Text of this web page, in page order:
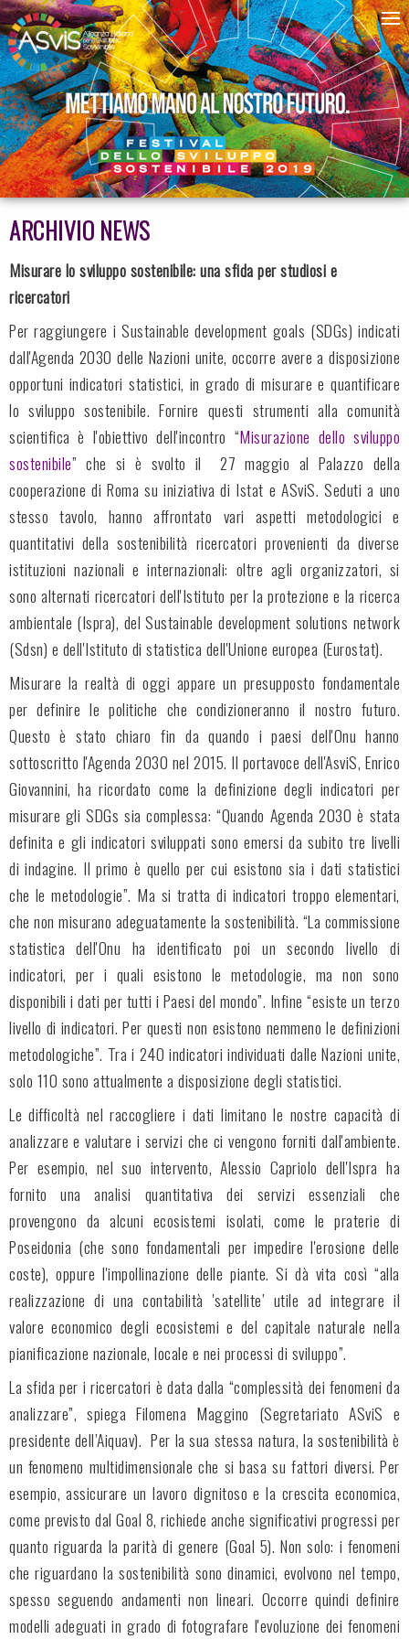
ARCHIVIO NEWS
Misurare lo sviluppo sostenibile: una sfida per studiosi e
ricercatori
Per raggiungere i Sustainable development goals (SDGs) indicati
dall'Agenda 2030 delle Nazioni unite, occorre avere a disposizione
opportuni indicatori statistici, in grado di misurare e quantificare
lo sviluppo sostenibile. Fornire questi strumenti alla comunità
scientifica è l'obiettivo dell'incontro “Misurazione dello sviluppo
sostenibile” che si è svolto il 27 maggio al Palazzo della
cooperazione di Roma su iniziativa di Istat e ASviS. Seduti a uno
stesso tavolo, hanno affrontato vari aspetti metodologici e
quantitativi della sostenibilità ricercatori provenienti da diverse
istituzioni nazionali e internazionali: oltre agli organizzatori, si
sono alternati ricercatori dell'Istituto per la protezione e la ricerca
ambientale (Ispra), del Sustainable development solutions network
(Sdsn) e dell'Istituto di statistica dell'Unione europea (Eurostat).
Misurare la realtà di oggi appare un presupposto fondamentale
per definire le politiche che condizioneranno il nostro futuro.
Questo è stato chiaro fin da quando i paesi dell'Onu hanno
sottoscritto l'Agenda 2030 nel 2015. Il portavoce dell'AsviS, Enrico
Giovannini, ha ricordato come la definizione degli indicatori per
misurare gli SDGs sia complessa: “Quando Agenda 2030 è stata
definita e gli indicatori sviluppati sono emersi da subito tre livelli
di indagine. Il primo è quello per cui esistono sia i dati statistici
che le metodologie”. Ma si tratta di indicatori troppo elementari,
che non misurano adeguatamente la sostenibilità. “La commissione
statistica dell'Onu ha identificato poi un secondo livello di
indicatori, per i quali esistono le metodologie, ma non sono
disponibili i dati per tutti i Paesi del mondo”. Infine “esiste un terzo
livello di indicatori. Per questi non esistono nemmeno le definizioni
metodologiche”. Tra i 240 indicatori individuati dalle Nazioni unite,
solo 110 sono attualmente a disposizione degli statistici.
Le difficoltà nel raccogliere i dati limitano le nostre capacità di
analizzare e valutare i servizi che ci vengono forniti dall'ambiente.
Per esempio, nel suo intervento, Alessio Capriolo dell'Ispra ha
fornito una analisi quantitativa dei servizi essenziali che
provengono da alcuni ecosistemi isolati, come le praterie di
Poseidonia (che sono fondamentali per impedire l'erosione delle
coste), oppure l'impollinazione delle piante. Si dà vita così “alla
realizzazione di una contabilità 'satellite’ utile ad integrare il
valore economico degli ecosistemi e del capitale naturale nella
pianificazione nazionale, locale e nei processi di sviluppo”.
La sfida per i ricercatori è data dalla “complessità dei fenomeni da
analizzare”, spiega Filomena Maggino (Segretariato ASviS e
presidente dell’Aiquav). Per la sua stessa natura, la sostenibilità è
un fenomeno multidimensionale che si basa su fattori diversi. Per
esempio, assicurare un lavoro dignitoso e la crescita economica,
come previsto dal Goal 8, richiede anche significativi progressi per
quanto riguarda la parità di genere (Goal 5). Non solo: i fenomeni
che riguardano la sostenibilità sono dinamici, evolvono nel tempo,
spesso seguendo andamenti non lineari. Occorre quindi definire
modelli adeguati in grado di fotografare l'evoluzione dei fenomeni